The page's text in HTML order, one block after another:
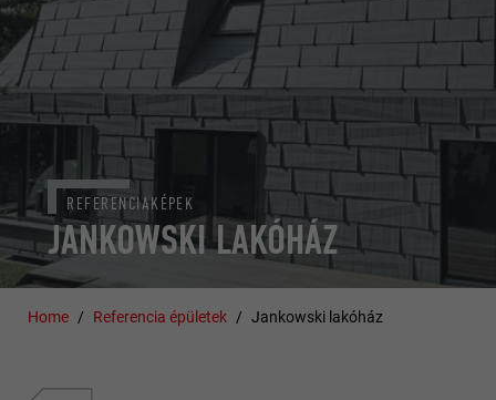
JANKOWSKI LAKÓHÁZ
REFERENCIAKÉPEK
Home Referencia épületek Jankowski lakóház